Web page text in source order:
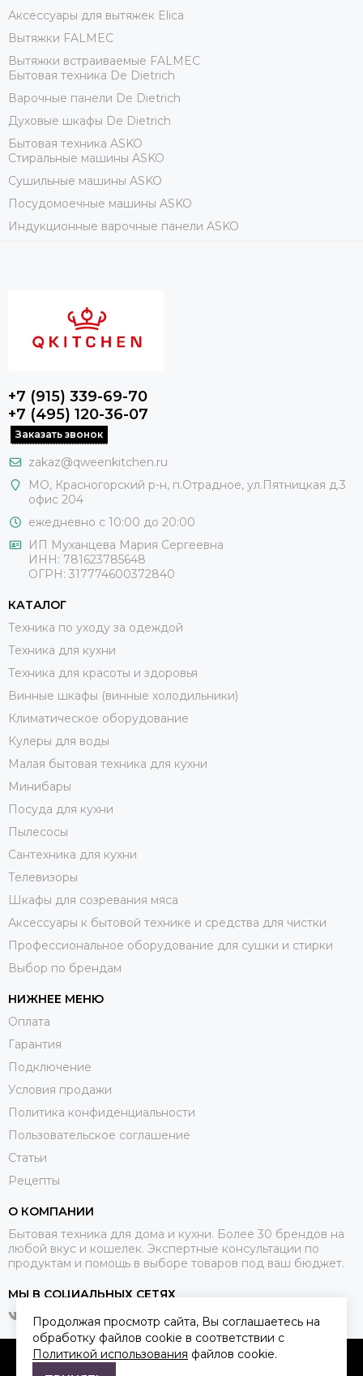
Аксессуары для вытяжек Elica
Вытяжки FALMEC
Вытяжки встраиваемые FALMEC
Бытовая техника De Dietrich
Варочные панели De Dietrich
Духовые шкафы De Dietrich
Бытовая техника ASKO
Стиральные машины ASKO
Сушильные машины ASKO
Посудомоечные машины ASKO
Индукционные варочные панели ASKO
+7 (915) 339-69-70
+7 (495) 120-36-07
Заказать звонок
zakaz@qweenkitchen.ru
МО, Красногорский р-н, п.Отрадное, ул.Пятницкая д.3
офис 204
ежедневно с 10:00 до 20:00
ИП Муханцева Мария Сергеевна
ИНН: 781623785648
ОГРН: 317774600372840
КАТАЛОГ
Техника по уходу за одеждой
Техника для кухни
Техника для красоты и здоровья
Винные шкафы (винные холодильники)
Климатическое оборудование
Кулеры для воды
Малая бытовая техника для кухни
Минибары
Посуда для кухни
Пылесосы
Сантехника для кухни
Телевизоры
Шкафы для созревания мяса
Аксессуары к бытовой технике и средства для чистки
Профессиональное оборудование для сушки и стирки
Выбор по брендам
НИЖНЕЕ МЕНЮ
Оплата
Гарантия
Подключение
Условия продажи
Политика конфиденциальности
Пользовательское соглашение
Статьи
Рецепты
О КОМПАНИИ
Бытовая техника для дома и кухни. Более 30 брендов на
любой вкус и кошелек. Экспертные консультации по
продуктам и помощь в выборе товаров под ваш бюджет.
МЫ В СОЦИАЛЬНЫХ СЕТЯХ
2026 © Qkitchen.Карта сайта
Продолжая просмотр сайта, Вы соглашаетесь на
обработку файлов cookie в соответствии с
Политикой использования файлов cookie.